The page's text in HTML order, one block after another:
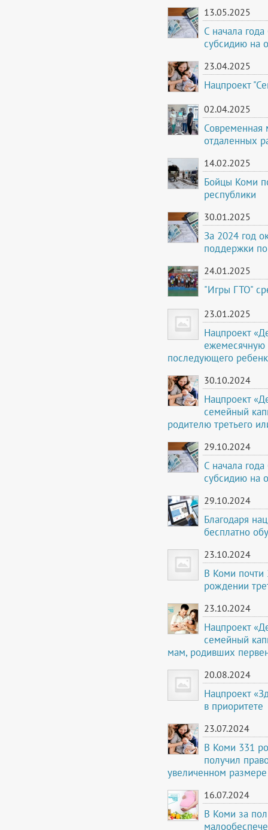
13.05.2025
С начала
субсидию на
23.04.2025
Нацпроект
02.04.2025
Современная
отдаленных
14.02.2025
Бойцы Коми
республики
30.01.2025
За 2024 год
поддержки
24.01.2025
"Игры ГТО"
23.01.2025
Нацпроект
ежемесячную
последующего
30.10.2024
Нацпроект
семейный
родителю третьего
29.10.2024
С начала
субсидию на
29.10.2024
Благодаря
бесплатно
23.10.2024
В Коми почти
рождении
23.10.2024
Нацпроект
семейный
мам, родивших
20.08.2024
Нацпроект
в приоритете
23.07.2024
В Коми 331
получил
увеличенном
16.07.2024
В Коми за